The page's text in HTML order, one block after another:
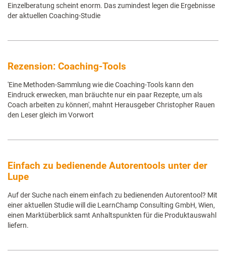
Einzelberatung scheint enorm. Das zumindest legen die Ergebnisse
der aktuellen Coaching-Studie
Rezension: Coaching-Tools
'Eine Methoden-Sammlung wie die Coaching-Tools kann den
Eindruck erwecken, man bräuchte nur ein paar Rezepte, um als
Coach arbeiten zu können', mahnt Herausgeber Christopher Rauen
den Leser gleich im Vorwort
Einfach zu bedienende Autorentools unter der
Lupe
Auf der Suche nach einem einfach zu bedienenden Autorentool? Mit
einer aktuellen Studie will die LearnChamp Consulting GmbH, Wien,
einen Marktüberblick samt Anhaltspunkten für die Produktauswahl
liefern.